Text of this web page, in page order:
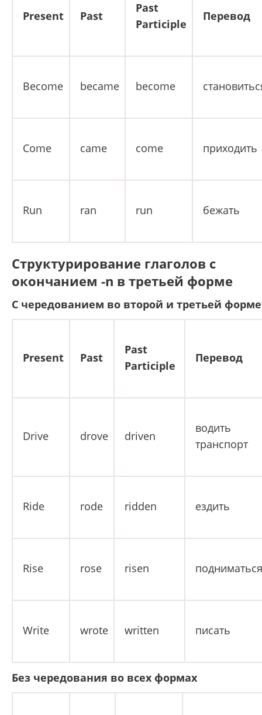
Present Past
Past
Participle
Перевод
Become became become
Come came come приходить
Run ran run бежать
Структурирование глаголов с
окончанием -n в третьей форме
С чередованием во второй и третьей форме
Present Past
Past
Participle
Перевод
Drive drove driven
водить
транспорт
Ride rode ridden ездить
Rise rose risen подниматься
Write wrote written писать
Без чередования во всех формах